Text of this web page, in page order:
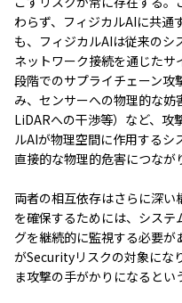
わらず、フィジカルAIに共
も、フィジカルAIは従来のシ
ネットワーク接続を通じた
段階でのサプライチェーン
み、センサーへの物理的な妨
LiDARへの干渉等）など、攻
ルAIが物理空間に作用する
直接的な物理的危害につなが
両者の相互依存はさらに深
を確保するためには、シス
グを継続的に監視する必要
がSecurityリスクの対象にな
ま攻撃の手がかりになるとい